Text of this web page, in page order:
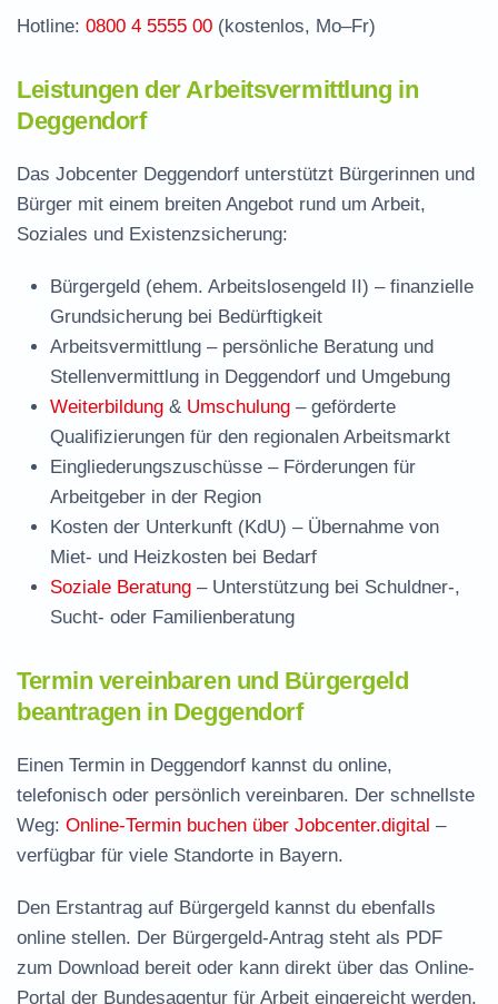
Hotline: 0800 4 5555 00 (kostenlos, Mo–Fr)
Leistungen der Arbeitsvermittlung in
Deggendorf
Das Jobcenter Deggendorf unterstützt Bürgerinnen und
Bürger mit einem breiten Angebot rund um Arbeit,
Soziales und Existenzsicherung:
Bürgergeld (ehem. Arbeitslosengeld II) – finanzielle
Grundsicherung bei Bedürftigkeit
Arbeitsvermittlung – persönliche Beratung und
Stellenvermittlung in Deggendorf und Umgebung
Weiterbildung & Umschulung – geförderte
Qualifizierungen für den regionalen Arbeitsmarkt
Eingliederungszuschüsse – Förderungen für
Arbeitgeber in der Region
Kosten der Unterkunft (KdU) – Übernahme von
Miet- und Heizkosten bei Bedarf
Soziale Beratung – Unterstützung bei Schuldner-,
Sucht- oder Familienberatung
Termin vereinbaren und Bürgergeld
beantragen in Deggendorf
Einen Termin in Deggendorf kannst du online,
telefonisch oder persönlich vereinbaren. Der schnellste
Weg: Online-Termin buchen über Jobcenter.digital –
verfügbar für viele Standorte in Bayern.
Den Erstantrag auf Bürgergeld kannst du ebenfalls
online stellen. Der Bürgergeld-Antrag steht als PDF
zum Download bereit oder kann direkt über das Online-
Portal der Bundesagentur für Arbeit eingereicht werden.